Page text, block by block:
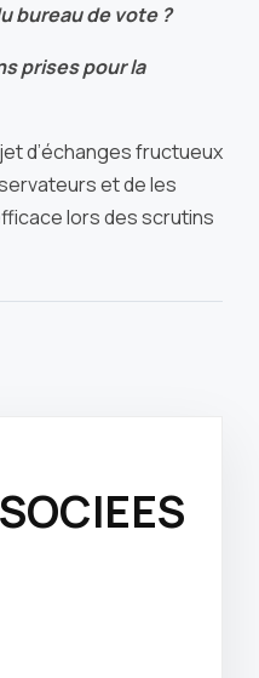
bureau de vote ?
prises pour la
d’échanges fructueux
et de les
lors des scrutins